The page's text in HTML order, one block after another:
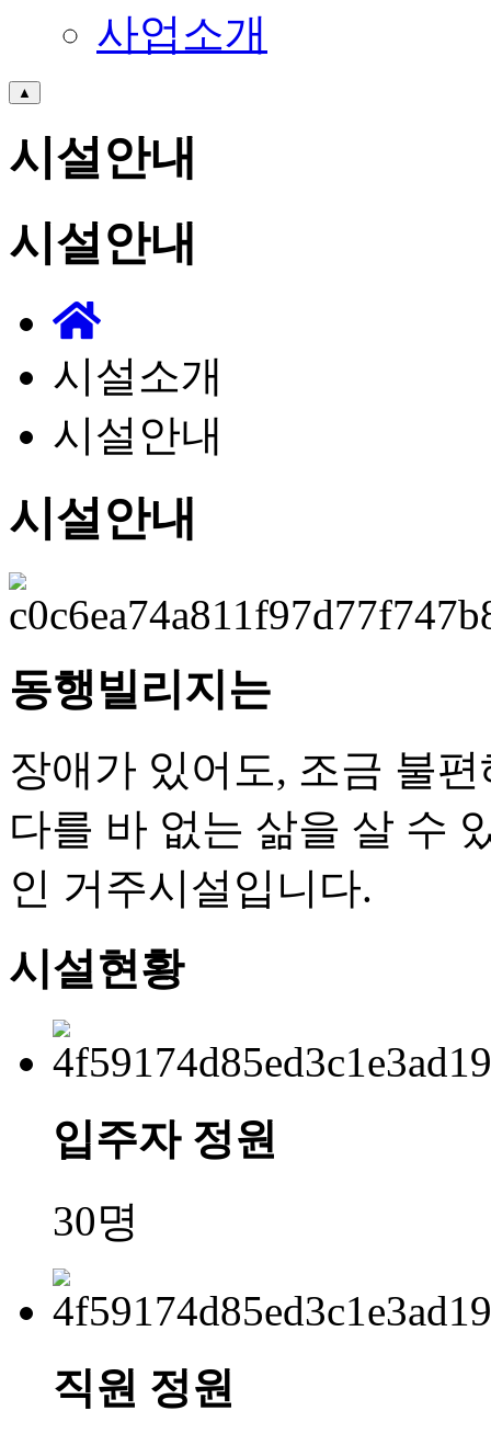
사업소개
▲
시설안내
시설안내
시설소개
시설안내
시설안내
동행빌리지는
장애가 있어도, 조금 불
다를 바 없는 삶을 살 수
인 거주시설입니다.
시설현황
입주자 정원
30명
직원 정원